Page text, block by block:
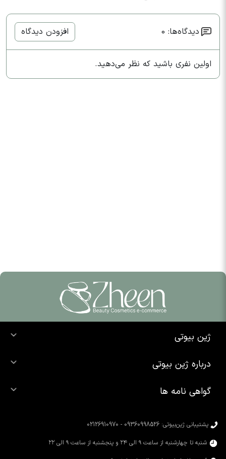
دیدگاه‌ها: 0 افزودن دیدگاه
اولین نفری باشید که نظر می‌دهید.
ژین بیوتی
خرید شوینده صورت
خرید رژ لب
درباره ژین بیوتی
تماس با ما
محصولات سیمپل
گواهی نامه ها
پشتیبانی ژین‌بیوتی: 09360998526 - 02126910970
شنبه تا چهارشنبه از ساعت ۹ الی ۲۴ و پنجشنبه از ساعت ۹ الی ۲۲